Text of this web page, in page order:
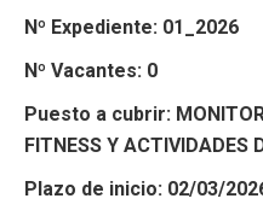
Nº Expediente: 01_2026
Nº Vacantes: 0
Puesto a cubrir:
FITNESS Y ACTIVIDADES
Plazo de inicio: 02/03/